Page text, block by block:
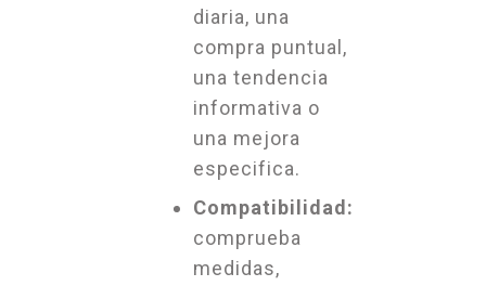
diaria, una
compra puntual,
una tendencia
informativa o
una mejora
especifica.
Compatibilidad:
comprueba
medidas,